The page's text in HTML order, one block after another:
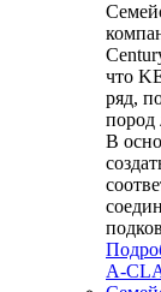
что
ряд,
пород
В
A-